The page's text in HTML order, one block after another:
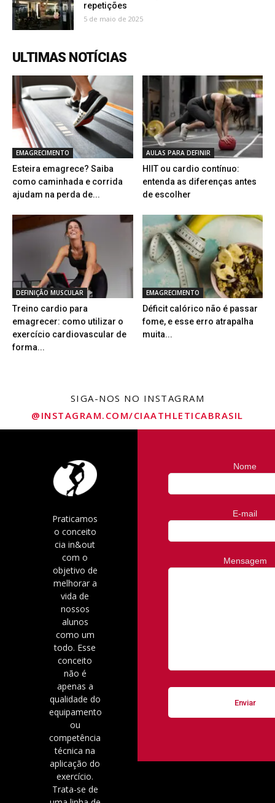
repetições
5 de maio de 2025
ULTIMAS NOTÍCIAS
EMAGRECIMENTO
Esteira emagrece? Saiba
como caminhada e corrida
ajudam na perda de...
AULAS PARA DEFINIR
HIIT ou cardio contínuo:
entenda as diferenças antes
de escolher
DEFINIÇÃO MUSCULAR
Treino cardio para
emagrecer: como utilizar o
exercício cardiovascular de
forma...
EMAGRECIMENTO
Déficit calórico não é passar
fome, e esse erro atrapalha
muita...
SIGA-NOS NO INSTAGRAM
@INSTAGRAM.COM/CIAATHLETICABRASIL
Nome
E-mail
Mensagem
Praticamos
o conceito
cia in&out
com o
objetivo de
melhorar a
vida de
nossos
alunos
como um
todo. Esse
conceito
não é
apenas a
qualidade do
equipamento
ou
competência
técnica na
aplicação do
exercício.
Trata-se de